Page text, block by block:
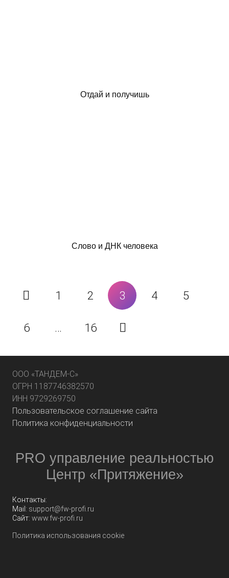
Отдай и получишь
Слово и ДНК человека
1 2 3 4 5
6 … 16
ООО «ТАНДЕМ-С»
ОГРН 1187746382570
ИНН 9729269750
Пользовательское соглашение сайта
Политика конфиденциальности
PRO управление реальностью
Центр «Притяжение»
Контакты:
Mail: support@fw-profi.ru
Сайт: www.fw-profi.ru
Политика использования cookie